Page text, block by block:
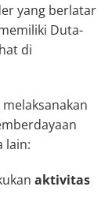
yang berlatar
Duta-
di
lain:
aktivitas